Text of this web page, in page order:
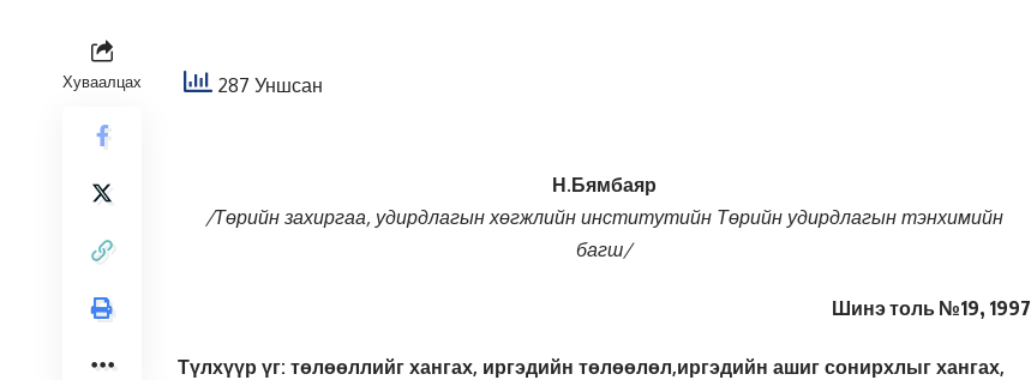
Хуваалцах 287 Уншсан
Н.Бямбаяр
/Төрийн захиргаа, удирдлагын хөгжлийн институтийн Төрийн удирдлагын тэнхимийн
багш/
Шинэ толь №19, 1997
Түлхүүр үг: төлөөллийг хангах, иргэдийн төлөөлөл,иргэдийн ашиг сонирхлыг хангах,